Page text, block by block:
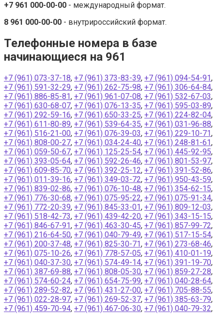
+7 961 000-00-00 - международный формат.
8 961 000-00-00 - внутрироссийский формат.
Телефонные номера в базе
начинающиеся на 961
+7 (961) 073-37-18, +7 (961) 373-83-39, +7 (961) 094-54-91,
+7 (961) 591-32-29, +7 (961) 262-75-98, +7 (961) 306-64-84,
+7 (961) 886-85-81, +7 (961) 961-07-08, +7 (961) 532-67-03,
+7 (961) 630-68-07, +7 (961) 076-13-35, +7 (961) 595-03-89,
+7 (961) 292-59-16, +7 (961) 650-33-25, +7 (961) 224-82-04,
+7 (961) 611-80-89, +7 (961) 539-64-35, +7 (961) 031-96-88,
+7 (961) 516-21-00, +7 (961) 076-39-03, +7 (961) 229-10-71,
+7 (961) 808-00-27, +7 (961) 034-24-40, +7 (961) 248-81-61,
+7 (961) 059-50-67, +7 (961) 125-25-54, +7 (961) 445-92-95,
+7 (961) 393-05-64, +7 (961) 592-26-46, +7 (961) 801-53-97,
+7 (961) 609-85-70, +7 (961) 392-25-12, +7 (961) 391-52-86,
+7 (961) 011-39-16, +7 (961) 349-03-72, +7 (961) 950-43-59,
+7 (961) 839-02-86, +7 (961) 076-10-48, +7 (961) 354-62-15,
+7 (961) 776-30-68, +7 (961) 075-95-22, +7 (961) 075-91-34,
+7 (961) 772-20-39, +7 (961) 845-33-01, +7 (961) 809-12-03,
+7 (961) 518-42-73, +7 (961) 439-42-20, +7 (961) 343-15-15,
+7 (961) 846-67-91, +7 (961) 463-30-45, +7 (961) 857-99-72,
+7 (961) 216-64-50, +7 (961) 040-79-49, +7 (961) 517-15-54,
+7 (961) 200-37-48, +7 (961) 825-30-71, +7 (961) 273-68-46,
+7 (961) 075-10-26, +7 (961) 778-57-05, +7 (961) 410-01-19,
+7 (961) 040-37-30, +7 (961) 574-49-14, +7 (961) 391-19-70,
+7 (961) 387-69-88, +7 (961) 808-05-30, +7 (961) 859-27-28,
+7 (961) 574-60-24, +7 (961) 654-75-99, +7 (961) 040-28-64,
+7 (961) 289-52-82, +7 (961) 431-27-00, +7 (961) 705-88-55,
+7 (961) 022-28-97, +7 (961) 269-52-37, +7 (961) 385-63-79,
+7 (961) 459-70-94, +7 (961) 467-06-30, +7 (961) 040-79-32,